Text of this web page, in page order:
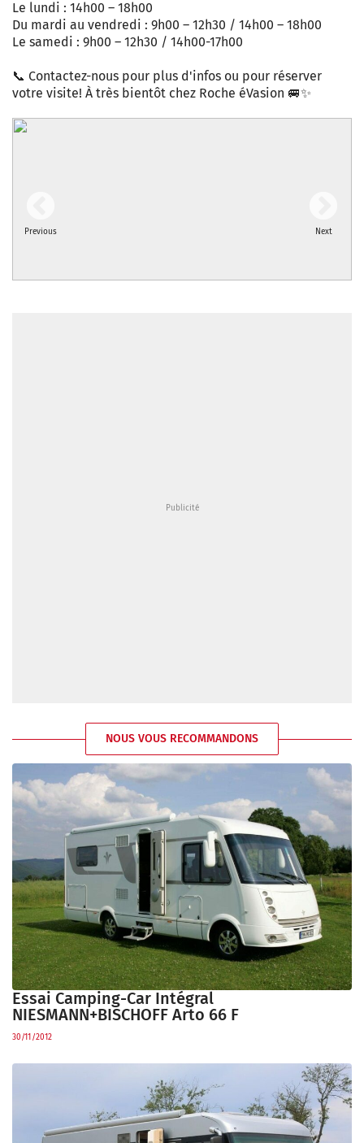
Le lundi : 14h00 – 18h00
Du mardi au vendredi : 9h00 – 12h30 / 14h00 – 18h00
Le samedi : 9h00 – 12h30 / 14h00-17h00
📞 Contactez-nous pour plus d'infos ou pour réserver
votre visite! À très bientôt chez Roche éVasion 🚐✨
Previous Next
NOUS VOUS RECOMMANDONS
Essai Camping-Car Intégral
NIESMANN+BISCHOFF Arto 66 F
30/11/2012